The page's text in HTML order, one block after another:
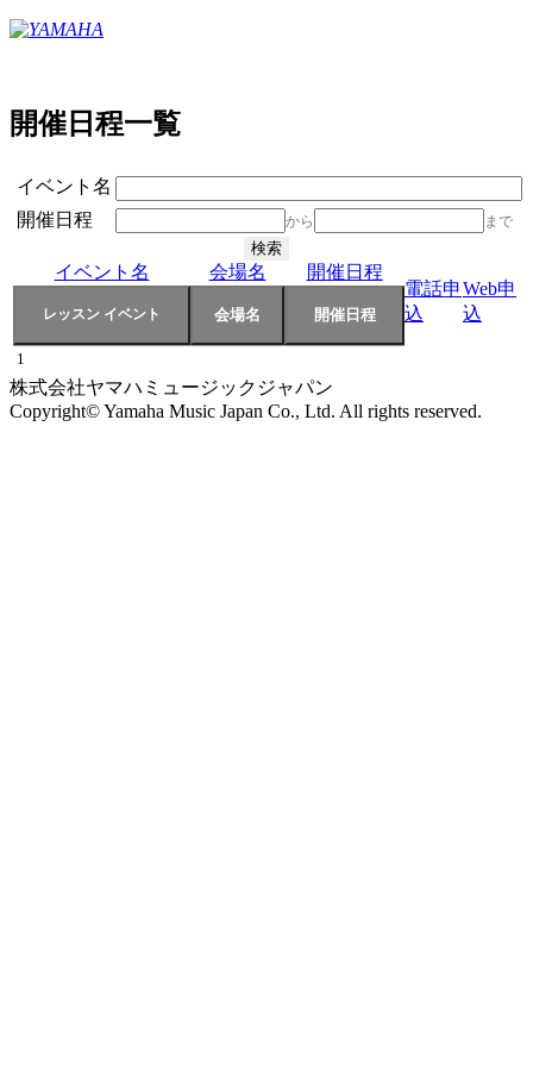
開催日程一覧
イベント名
開催日程
から まで
イベント名 会場名
開催日程
電話申
込
Web申
込
1
株式会社ヤマハミュージックジャパン
Copyright© Yamaha Music Japan Co., Ltd. All rights reserved.